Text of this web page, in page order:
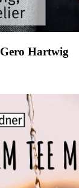
Gero Hartwig